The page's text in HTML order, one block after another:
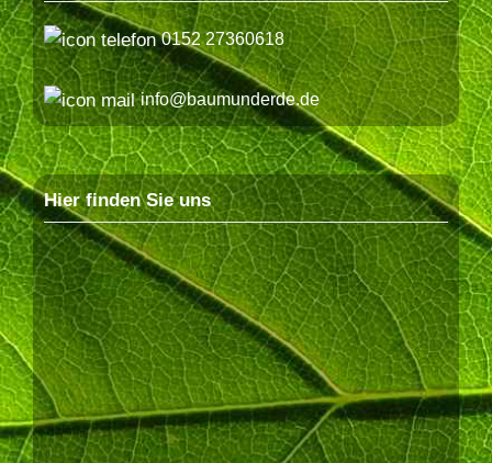
0152 27360618
info@baumunderde.de
Hier finden Sie uns